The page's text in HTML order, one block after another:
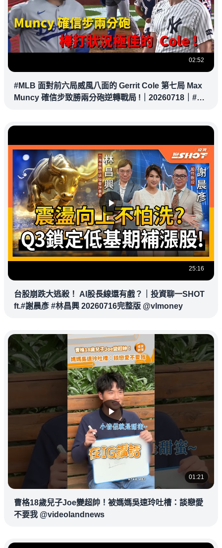
02:52
#MLB 面對前六局威風八面的 Gerrit Cole 第七局 Max
Muncy 確信步致勝兩分砲逆轉戰局 !｜20260718｜#洛
25:16
台股崩跌大逃殺！ AI股長線還有戲？｜投資聊一SHOT
ft.#謝晨彥 #林昌興 20260716完整版 @vlmoney
01:21
曹格18歲兒子Joe變超帥！被媽媽吳速玲吐槽：談戀愛
不要我 @videolandnews